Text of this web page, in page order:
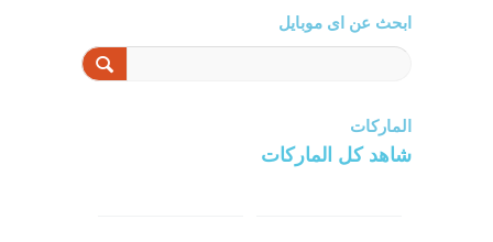
ابحث عن اى موبايل
الماركات
شاهد كل الماركات